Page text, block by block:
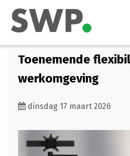
Toenemende
werkomgeving
dinsdag 17 maart 2026